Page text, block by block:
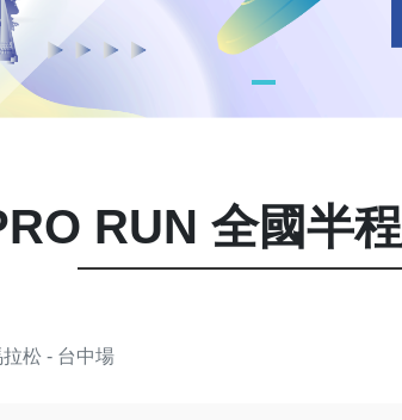
RUN 全國半
松 - 台中場